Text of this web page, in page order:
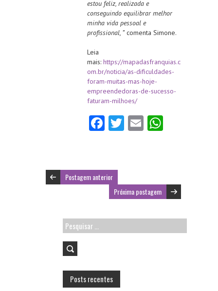
estou feliz, realizada e
conseguindo equilibrar melhor
minha vida pessoal e
profissional, ”comenta Simone.
Leia
mais: https://mapadasfranquias.c
om.br/noticia/as-dificuldades-
foram-muitas-mas-hoje-
empreendedoras-de-sucesso-
faturam-milhoes/
Fa
o
o
k
T E
p
p
Postagem anterior
Próxima postagem
Pesquisar
por:
Posts recentes